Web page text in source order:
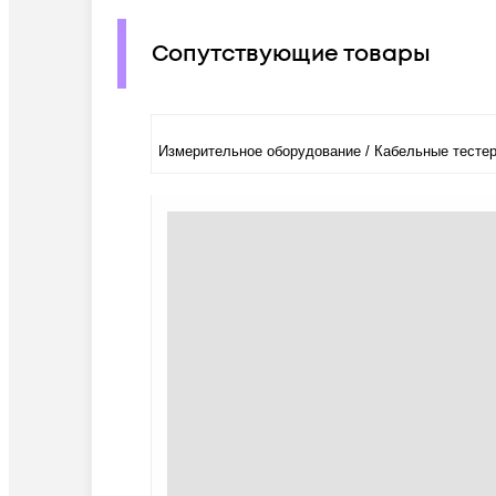
Сопутствующие товары
Измерительное оборудование / Кабельные